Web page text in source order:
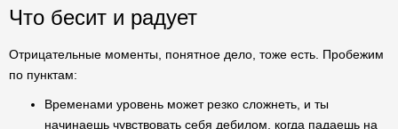
Что бесит и радует
Отрицательные моменты, понятное дело, тоже есть. Пробежим
по пунктам:
Временами уровень может резко сложнеть, и ты
начинаешь чувствовать себя дебилом, когда падаешь на